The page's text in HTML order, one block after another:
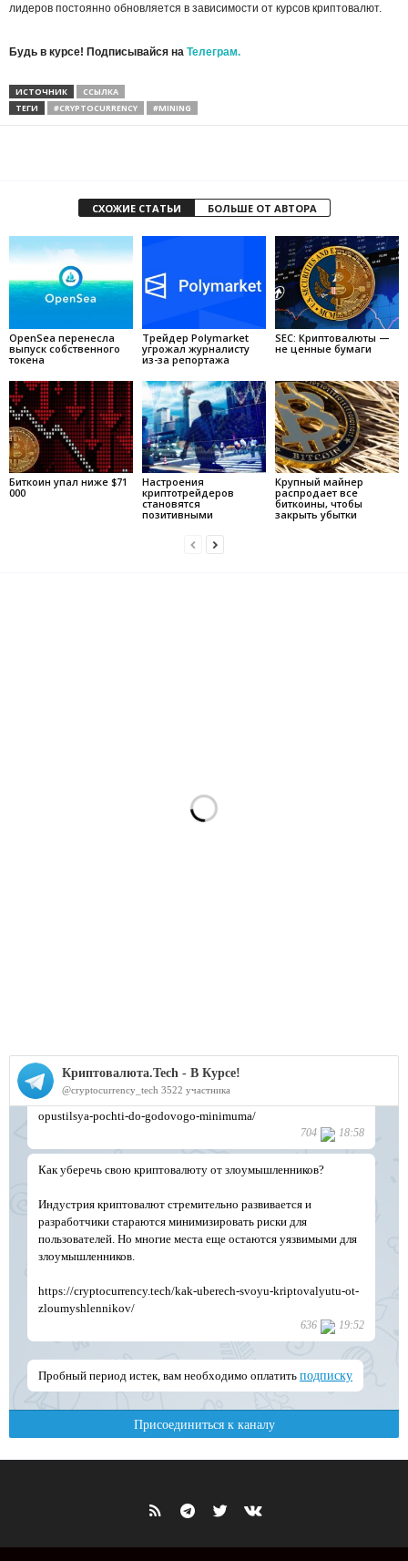
лидеров постоянно обновляется в зависимости от курсов криптовалют.
Будь в курсе! Подписывайся на Телеграм.
ИСТОЧНИК
ССЫЛКА
ТЕГИ
#CRYPTOCURRENCY #MINING
СХОЖИЕ СТАТЬИ БОЛЬШЕ ОТ АВТОРА
OpenSea перенесла
выпуск собственного
токена
Трейдер Polymarket
угрожал журналисту
из-за репортажа
SEC: Криптовалюты —
не ценные бумаги
Биткоин упал ниже $71
000
Настроения
криптотрейдеров
становятся
позитивными
Крупный майнер
распродает все
биткоины, чтобы
закрыть убытки